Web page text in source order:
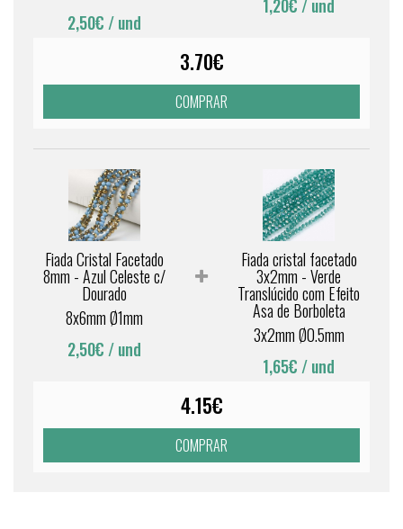
2,50€ / und
1,20€ / und
3.70€
COMPRAR
Fiada Cristal Facetado
8mm - Azul Celeste c/
Dourado
8x6mm Ø1mm
2,50€ / und
Fiada cristal facetado
3x2mm - Verde
Translúcido com Efeito
Asa de Borboleta
3x2mm Ø0.5mm
1,65€ / und
4.15€
COMPRAR